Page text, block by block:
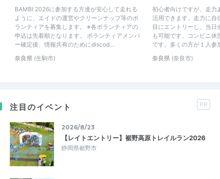
BAMBI 2026に参加する方達が安心して走れる
ように、エイドの運営やクリーンナップ等のボ
ランティアを募集します。 ※各ボランティアの
申込は先着順となります。 ボランティアメンバ
ー確定後、情報共有のためにdiscod...
奈良県 (生駒市)
初心者向けですが、走力
活用できます。走力に自
目にエントリーし、当日
も可能です。コンビニ休
です。多くの方が１人参
奈良県 (奈良市)
注目のイベント PR
2026/8/23
【レイトエントリー】裾野高原トレイルラン2026
静岡県裾野市